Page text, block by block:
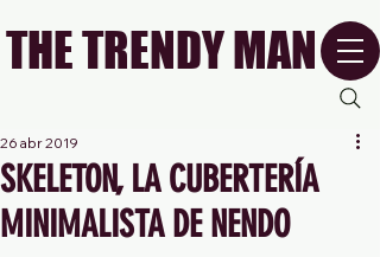
THE TRENDY MAN
SKELETON, LA CUBERTERÍA
MINIMALISTA DE NENDO
26 abr 2019